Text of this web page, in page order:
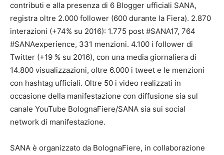
contributi e alla presenza di 6 Blogger ufficiali SANA,
registra oltre 2.000 follower (600 durante la Fiera). 2.870
interazioni (+74% su 2016): 1.775 post #SANA17, 764
#SANAexperience, 331 menzioni. 4.100 i follower di
Twitter (+19 % su 2016), con una media giornaliera di
14.800 visualizzazioni, oltre 6.000 i tweet e le menzioni
con hashtag ufficiali. Oltre 50 i video realizzati in
occasione della manifestazione con diffusione sia sul
canale YouTube BolognaFiere/SANA sia sui social
network di manifestazione.
SANA è organizzato da BolognaFiere, in collaborazione